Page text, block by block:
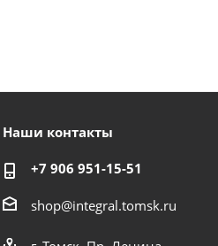
Наши контакты
+7 906 951-15-51
shop@integral.tomsk.ru